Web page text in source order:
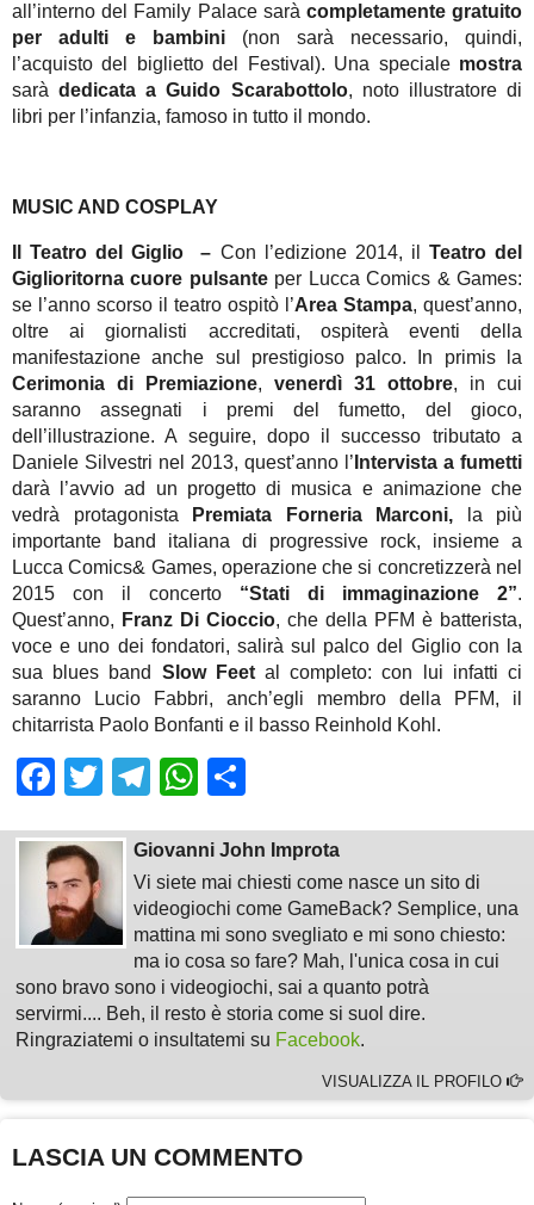
all’interno del Family Palace sarà completamente gratuito
per adulti e bambini (non sarà necessario, quindi,
l’acquisto del biglietto del Festival). Una speciale mostra
sarà dedicata a Guido Scarabottolo, noto illustratore di
libri per l’infanzia, famoso in tutto il mondo.
MUSIC AND COSPLAY
Il Teatro del Giglio – Con l’edizione 2014, il Teatro del
Giglioritorna cuore pulsanteper Lucca Comics & Games:
se l’anno scorso il teatro ospitò l’Area Stampa, quest’anno,
oltre ai giornalisti accreditati, ospiterà eventi della
manifestazione anche sul prestigioso palco. In primis la
Cerimonia di Premiazione, venerdì 31 ottobre, in cui
saranno assegnati i premi del fumetto, del gioco,
dell’illustrazione. A seguire, dopo il successo tributato a
Daniele Silvestri nel 2013, quest’anno l’ Intervista a fumetti
darà l’avvio ad un progetto di musica e animazione che
vedrà protagonista
Premiata Forneria Marconi, la più
importante band italiana di progressive rock, insieme a
Lucca Comics& Games, operazione che si concretizzerà nel
2015 con il concerto “Stati di immaginazione 2”.
Quest’anno, Franz Di Cioccio, che della PFM è batterista,
voce e uno dei fondatori, salirà sul palco del Giglio con la
sua blues band Slow Feetal completo: con lui infatti ci
saranno Lucio Fabbri, anch’egli membro della PFM, il
chitarrista Paolo Bonfanti e il basso Reinhold Kohl.
Facebook
TwitterTelegram
WhatsApp
Giovanni John Improta
Vi siete mai chiesti come nasce un sito di
videogiochi come GameBack? Semplice, una
mattina mi sono svegliato e mi sono chiesto:
ma io cosa so fare? Mah, l'unica cosa in cui
sono bravo sono i videogiochi, sai a quanto potrà
servirmi.... Beh, il resto è storia come si suol dire.
Ringraziatemi o insultatemi su Facebook.
VISUALIZZA IL PROFILO
LASCIA UN COMMENTO